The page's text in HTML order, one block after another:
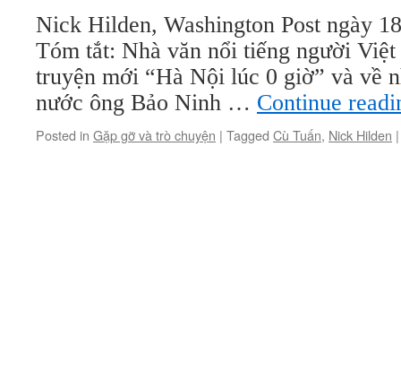
uy
tín,
béo
và
khá
điên
Nick Hilden, Washington Post ngày
Tóm tắt: Nhà văn nổi tiếng người
truyện mới “Hà Nội lúc 0 giờ” và về
nước ông Bảo Ninh … Continue
Posted in Gặp gỡ và trò chuyện | Tagged Cù Tuấn, Nick Hilden |